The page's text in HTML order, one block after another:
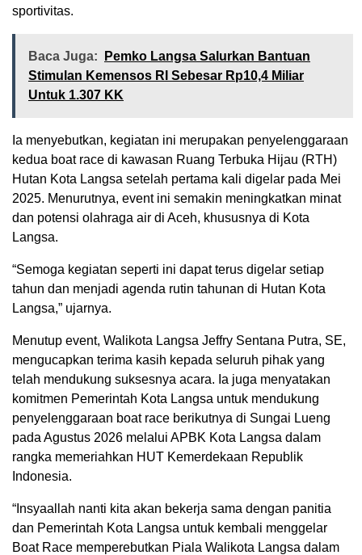
sportivitas.
Baca Juga:
Pemko Langsa Salurkan Bantuan
Stimulan Kemensos RI Sebesar Rp10,4 Miliar
Untuk 1.307 KK
Ia menyebutkan, kegiatan ini merupakan penyelenggaraan
kedua boat race di kawasan Ruang Terbuka Hijau (RTH)
Hutan Kota Langsa setelah pertama kali digelar pada Mei
2025. Menurutnya, event ini semakin meningkatkan minat
dan potensi olahraga air di Aceh, khususnya di Kota
Langsa.
“Semoga kegiatan seperti ini dapat terus digelar setiap
tahun dan menjadi agenda rutin tahunan di Hutan Kota
Langsa,” ujarnya.
Menutup event, Walikota Langsa Jeffry Sentana Putra, SE,
mengucapkan terima kasih kepada seluruh pihak yang
telah mendukung suksesnya acara. Ia juga menyatakan
komitmen Pemerintah Kota Langsa untuk mendukung
penyelenggaraan boat race berikutnya di Sungai Lueng
pada Agustus 2026 melalui APBK Kota Langsa dalam
rangka memeriahkan HUT Kemerdekaan Republik
Indonesia.
“Insyaallah nanti kita akan bekerja sama dengan panitia
dan Pemerintah Kota Langsa untuk kembali menggelar
Boat Race memperebutkan Piala Walikota Langsa dalam